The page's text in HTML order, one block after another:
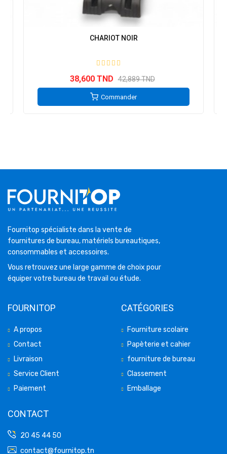
CHARIOT NOIR
38,600 TND 42,889 TND
Commander
Fournitop spécialiste dans la vente de
fournitures de bureau, matériels bureautiques,
consommables et accessoires.
Vous retrouvez une large gamme de choix pour
équiper votre bureau de travail ou étude.
FOURNITOP
A propos
Contact
Livraison
Service Client
Paiement
CATÉGORIES
Fourniture scolaire
Papèterie et cahier
fourniture de bureau
Classement
Emballage
CONTACT
20 45 44 50
contact@fournitop.tn